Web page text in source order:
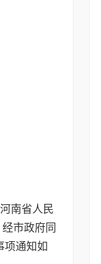
南省人民
市政府同
项通知如